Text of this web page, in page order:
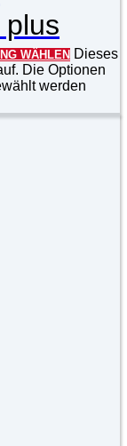
WÄHLEN Dieses
Die Optionen
werden